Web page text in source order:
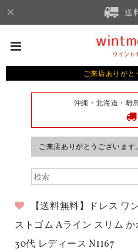
送
ご来店ありが
沖縄・北海道・離
ご来店ありがとうございます
【送料無料】ドレス ワ
ストゴム Aライン スリム
30代 レディース N1167